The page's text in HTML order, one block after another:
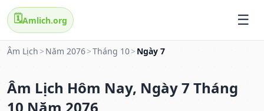
🗓️Amlich.org
Âm Lịch > Năm 2076>Tháng 10> Ngày 7
Âm Lịch Hôm Nay, Ngày 7 Tháng